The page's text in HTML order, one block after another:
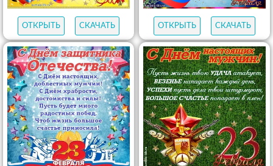
ОТКРЫТЬ СКАЧАТЬ ОТКРЫТЬ СКАЧАТЬ